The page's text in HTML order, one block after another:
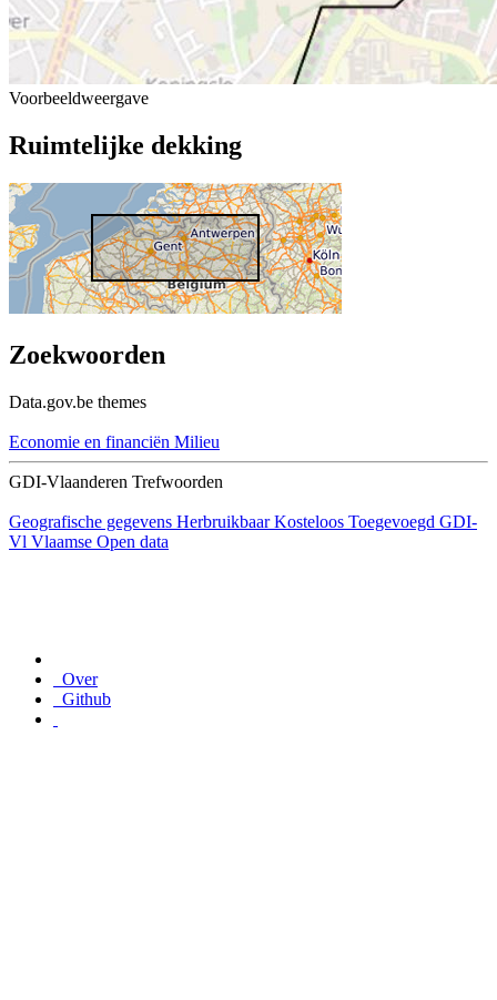
Voorbeeldweergave
Ruimtelijke dekking
Zoekwoorden
Data.gov.be themes
Economie en financiën Milieu
GDI-Vlaanderen Trefwoorden
Geografische gegevens Herbruikbaar Kosteloos Toegevoegd GDI-
Vl Vlaamse Open data
Over
Github